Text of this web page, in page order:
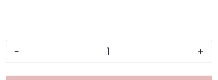
- +